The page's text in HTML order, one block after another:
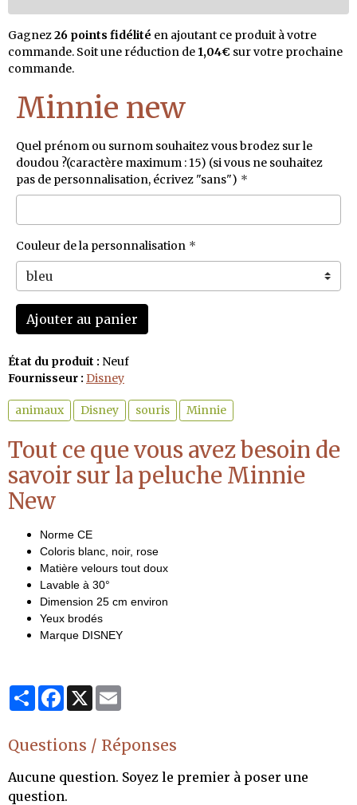
Gagnez26 points fidélité en ajoutant ce produit à votre
commande. Soit une réduction de 1,04€ sur votre prochaine
commande.
Minnie new
Quel prénom ou surnom souhaitez vous brodez sur le
doudou ?(caractère maximum : 15) (si vous ne souhaitez
pas de personnalisation, écrivez "sans")
Couleur de la personnalisation
Ajouter au panier
État du produit : Neuf
Fournisseur : Disney
animaux Disney souris Minnie
Tout ce que vous avez besoin de
savoir sur la peluche Minnie
New
Norme CE
Coloris blanc, noir, rose
Matière velours tout doux
Lavable à 30°
Dimension 25 cm environ
Yeux brodés
Marque DISNEY
PartagerFacebook
X
Questions / Réponses
Aucune question. Soyez le premier à poser une
question.